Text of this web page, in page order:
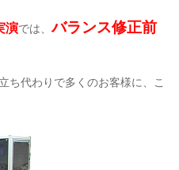
演では、バランス修正前
ち代わりで多くのお客様に、こ